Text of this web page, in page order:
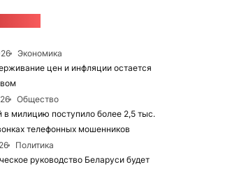
Экономика
цен и инфляции остается
Общество
в милицию поступило более 2,5 тыс.
телефонных мошенников
Политика
руководство Беларуси будет